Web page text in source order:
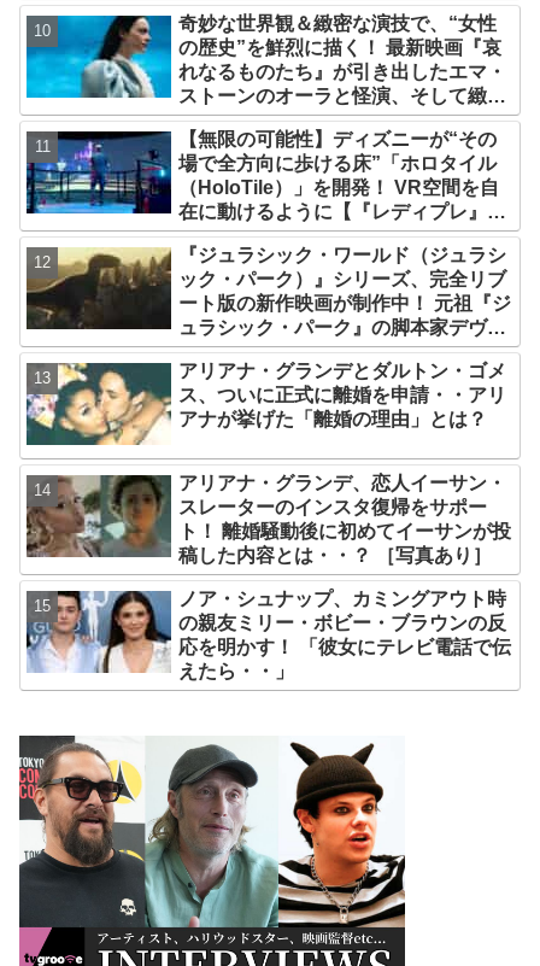
奇妙な世界観＆緻密な演技で、“女性
の歴史”を鮮烈に描く！ 最新映画『哀
れなるものたち』が引き出したエマ・
ストーンのオーラと怪演、そして緻密
すぎる演技力！ これは女性の“自由意
志”の物語［レビュー＆解説］
【無限の可能性】ディズニーが“その
場で全方向に歩ける床”「ホロタイル
（HoloTile）」を開発！ VR空間を自
在に動けるように【『レディプレ』実
現への大きな一歩？】
『ジュラシック・ワールド（ジュラシ
ック・パーク）』シリーズ、完全リブ
ート版の新作映画が制作中！ 元祖『ジ
ュラシック・パーク』の脚本家デヴィ
ッド・コープが関与
アリアナ・グランデとダルトン・ゴメ
ス、ついに正式に離婚を申請・・アリ
アナが挙げた「離婚の理由」とは？
アリアナ・グランデ、恋人イーサン・
スレーターのインスタ復帰をサポー
ト！ 離婚騒動後に初めてイーサンが投
稿した内容とは・・？ ［写真あり］
ノア・シュナップ、カミングアウト時
の親友ミリー・ボビー・ブラウンの反
応を明かす！ 「彼女にテレビ電話で伝
えたら・・」